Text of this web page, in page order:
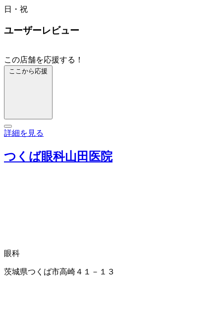
日・祝
ユーザーレビュー
この店舗を応援する！
ここから応援
詳細を見る
つくば眼科山田医院
眼科
茨城県つくば市高崎４１－１３